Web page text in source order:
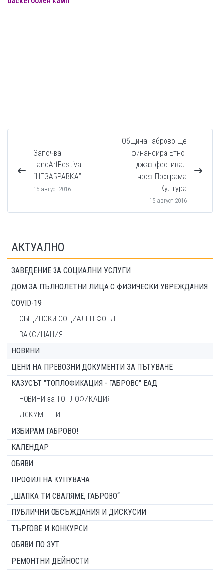
Започва
LandArtFestival
“НЕЗАБРАВКА”
15 август 2016
Община Габрово ще
финансира Етно-
джаз фестивал
чрез Програма
Култура
15 август 2016
АКТУАЛНО
ЗАВЕДЕНИЕ ЗА СОЦИАЛНИ УСЛУГИ
ДОМ ЗА ПЪЛНОЛЕТНИ ЛИЦА С ФИЗИЧЕСКИ УВРЕЖДАНИЯ
COVID-19
ОБЩИНСКИ СОЦИАЛЕН ФОНД
ВАКСИНАЦИЯ
НОВИНИ
ЦЕНИ НА ПРЕВОЗНИ ДОКУМЕНТИ ЗА ПЪТУВАНЕ
КАЗУСЪТ "ТОПЛОФИКАЦИЯ - ГАБРОВО" ЕАД
НОВИНИ за ТОПЛОФИКАЦИЯ
ДОКУМЕНТИ
ИЗБИРАМ ГАБРОВО!
КАЛЕНДАР
ОБЯВИ
ПРОФИЛ НА КУПУВАЧА
„ШАПКА ТИ СВАЛЯМЕ, ГАБРОВО“
ПУБЛИЧНИ ОБСЪЖДАНИЯ И ДИСКУСИИ
ТЪРГОВЕ И КОНКУРСИ
ОБЯВИ ПО ЗУТ
РЕМОНТНИ ДЕЙНОСТИ